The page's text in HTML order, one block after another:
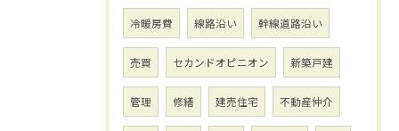
冷暖房費 線路沿い 幹線道路沿い
売買 セカンドオピニオン 新築戸建
管理 修繕 建売住宅 不動産仲介